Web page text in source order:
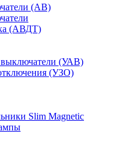
(АВ)
(АВДТ)
(УАВ)
(УЗО)
Slim Magnetic